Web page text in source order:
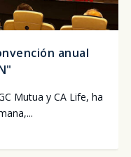
anual
Mutua y CA Life, ha